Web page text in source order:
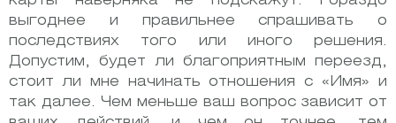
выгоднее и правильнее спрашивать о
последствиях того или иного решения.
Допустим, будет ли благоприятным переезд,
стоит ли мне начинать отношения с «Имя» и
так далее. Чем меньше ваш вопрос зависит от